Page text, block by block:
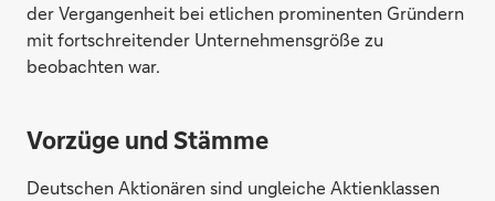
der Vergangenheit bei etlichen prominenten Gründern
mit fortschreitender Unternehmensgröße zu
beobachten war.
Vorzüge und Stämme
Deutschen Aktionären sind ungleiche Aktienklassen